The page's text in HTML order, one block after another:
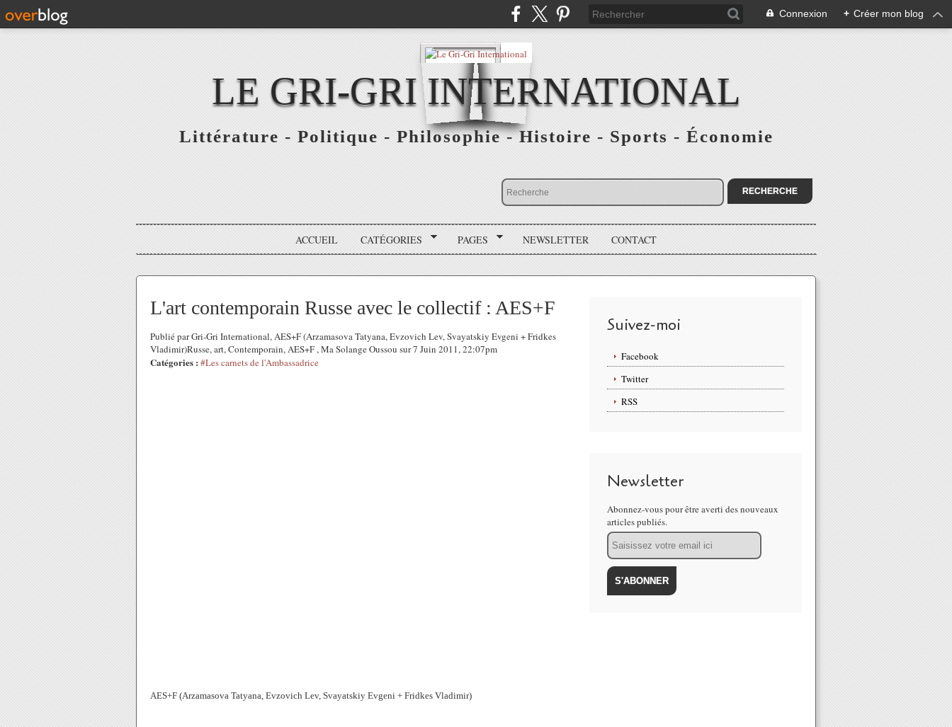
Connexion + Créer mon blog
LE GRI-GRI INTERNATIONAL
Littérature - Politique - Philosophie - Histoire - Sports - Économie
ACCUEIL CATÉGORIES PAGES NEWSLETTER CONTACT
L'art contemporain Russe avec le collectif : AES+F
Publié par Gri-Gri International, AES+F (Arzamasova Tatyana, Evzovich Lev, Svayatskiy Evgeni + Fridkes
Vladimir)Russe, art, Contemporain, AES+F , Ma Solange Oussou sur 7 Juin 2011, 22:07pm
Catégories : #Les carnets de l'Ambassadrice
AES+F (Arzamasova Tatyana, Evzovich Lev, Svayatskiy Evgeni + Fridkes Vladimir)
Suivez-moi
Facebook
Twitter
RSS
Newsletter
Abonnez-vous pour être averti des nouveaux
articles publiés.
Email